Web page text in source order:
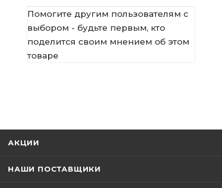
Помогите другим пользователям с
выбором - будьте первым, кто
поделится своим мнением об этом
товаре
АКЦИИ
НАШИ ПОСТАВЩИКИ